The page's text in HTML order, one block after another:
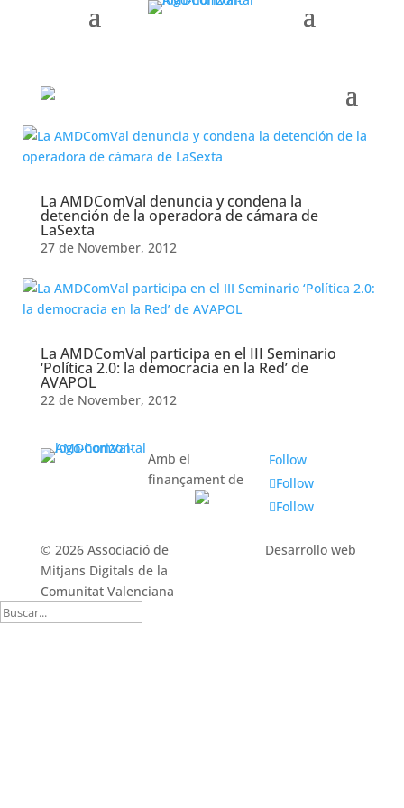
La AMDComVal denuncia y condena la
detención de la operadora de cámara de
LaSexta
27 de November, 2012
La AMDComVal participa en el III Seminario
‘Política 2.0: la democracia en la Red’ de
AVAPOL
22 de November, 2012
Amb el
finançament de
Follow
Follow
Follow
© 2026 Associació de
Mitjans Digitals de la
Comunitat Valenciana
Desarrollo web